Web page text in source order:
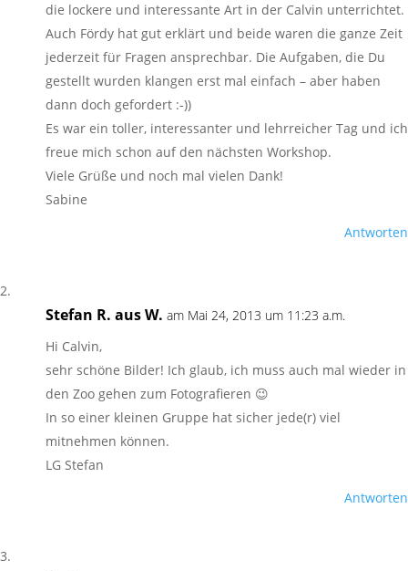
die lockere und interessante Art in der Calvin unterrichtet.
Auch Fördy hat gut erklärt und beide waren die ganze Zeit
jederzeit für Fragen ansprechbar. Die Aufgaben, die Du
gestellt wurden klangen erst mal einfach – aber haben
dann doch gefordert :-))
Es war ein toller, interessanter und lehrreicher Tag und ich
freue mich schon auf den nächsten Workshop.
Viele Grüße und noch mal vielen Dank!
Sabine
Antworten
Stefan R. aus W. am Mai 24, 2013 um 11:23 a.m.
Hi Calvin,
sehr schöne Bilder! Ich glaub, ich muss auch mal wieder in
den Zoo gehen zum Fotografieren 😉
In so einer kleinen Gruppe hat sicher jede(r) viel
mitnehmen können.
LG Stefan
Antworten